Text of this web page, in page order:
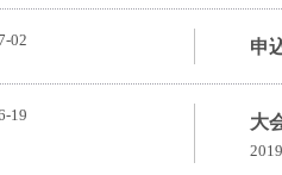
02 申
19 大